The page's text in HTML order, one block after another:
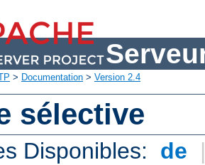
> Documentation > Version 2.4
sélective
Disponibles: de